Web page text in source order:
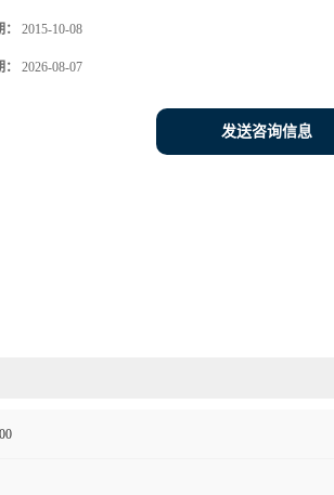
2015-10-08
2026-08-07
发送咨询信息